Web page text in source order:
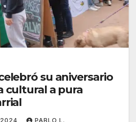
su aniversario
cultural a pura
2024 PABLO L.